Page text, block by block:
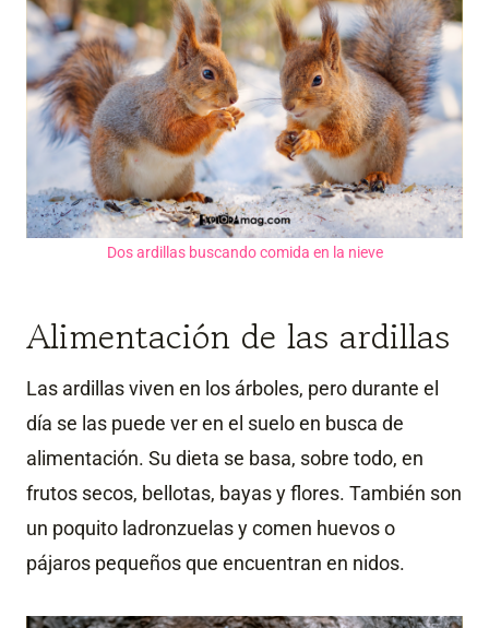
Dos ardillas buscando comida en la nieve
Alimentación de las ardillas
Las ardillas viven en los árboles, pero durante el
día se las puede ver en el suelo en busca de
alimentación. Su dieta se basa, sobre todo, en
frutos secos, bellotas, bayas y flores. También son
un poquito ladronzuelas y comen huevos o
pájaros pequeños que encuentran en nidos.